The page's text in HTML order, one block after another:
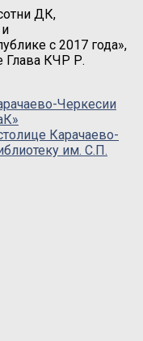
ДК,
с 2017 года»,
Глава КЧР Р.
Черкесии
Карачаево-
им. С.П.